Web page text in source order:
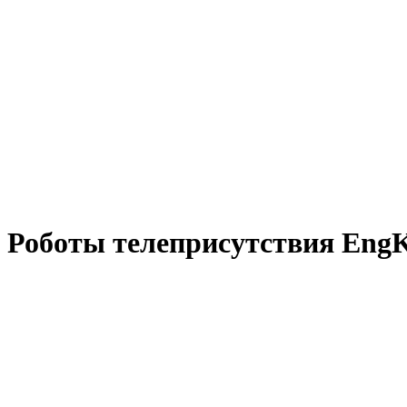
Роботы телеприсутствия